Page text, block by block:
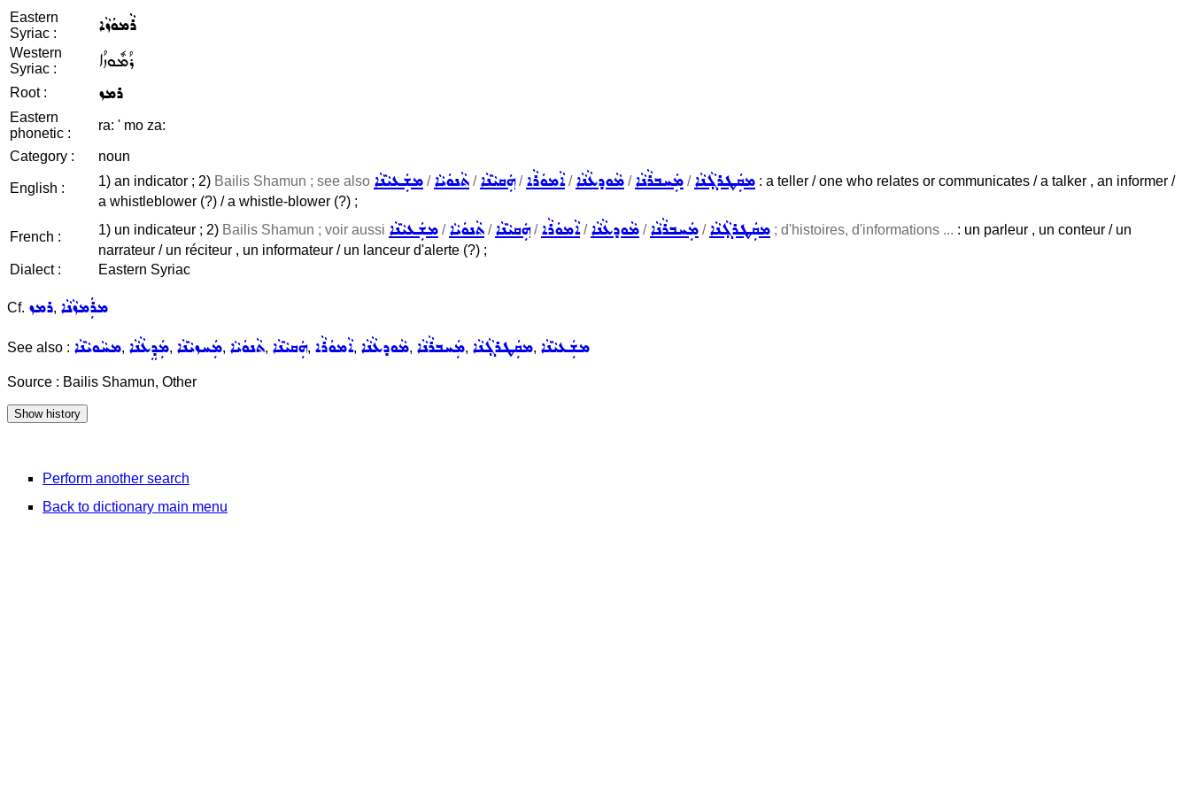
Eastern
Syriac :
ܪܵܡܘܿܙܵܐ
Western
Syriac :
ܪܳܡܽܘܙܳܐ
Root : ܪܡܙ
Eastern
phonetic :
ra: ' mo za:
Category : noun
English : 1) an indicator ; 2) Bailis Shamun ; see also ܡܫܲܥܝܵܢܵܐ /ܬܵܢܘܿܝܵܐ /ܗܲܩܝܵܢܵܐ/ܐܵܡܘܿܪܵܐ/ܡܵܘܕܥܵܢܵܐ /ܡܲܚܒܪܵܢܵܐ /ܡܩܲܛܪܓ݂ܵܢܵܐ : a teller / one who relates or communicates / a talker , an informer /
a whistleblower (?) / a whistle-blower (?) ;
French : 1) un indicateur ; 2) Bailis Shamun ; voir aussi ܡܫܲܥܝܵܢܵܐ /ܬܵܢܘܿܝܵܐ /ܗܲܩܝܵܢܵܐ/ܐܵܡܘܿܪܵܐ/ܡܵܘܕܥܵܢܵܐ /ܡܲܚܒܪܵܢܵܐ /ܡܩܲܛܪܓ݂ܵܢܵܐ ; d'histoires, d'informations ... : un parleur , un conteur / un
narrateur / un réciteur , un informateur / un lanceur d'alerte (?) ;
Dialect :
Eastern Syriac
Cf. ܪܡܙ, ܡܪܲܡܙܵܢܵܐ
See also : ܡܚܵܘܝܵܢܵܐ, ܡܲܕܸܥܵܢܵܐ, ܡܲܚܙܝܵܢܵܐ, ܬܵܢܘܿܝܵܐ, ܗܲܩܝܵܢܵܐ, ܐܵܡܘܿܪܵܐ, ܡܵܘܕܥܵܢܵܐ, ܡܲܚܒܪܵܢܵܐ, ܡܩܲܛܪܓ݂ܵܢܵܐ, ܡܫܲܥܝܵܢܵܐ
Source : Bailis Shamun, Other
Perform another search
Back to dictionary main menu